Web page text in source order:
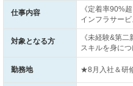
仕事内容
《定着率90%
インフラサー
対象となる方
《未経験&第
スキルを身に
勤務地 ★8月入社＆研